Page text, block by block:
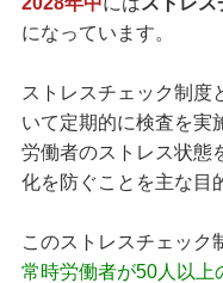
になっています。
ストレスチェック制度
いて定期的に検査を実
労働者のストレス状態
化を防ぐことを主な目
このストレスチェック
常時労働者が50人以上